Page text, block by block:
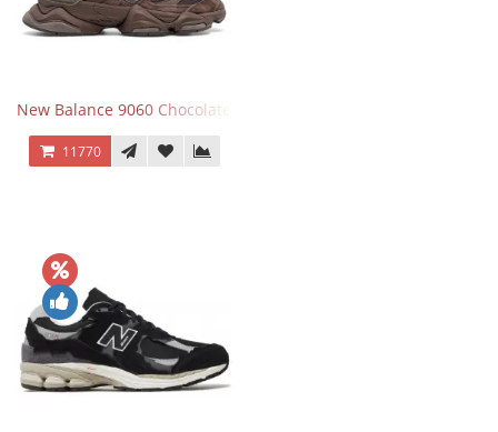
New Balance 9060 Chocolate Brown
11770